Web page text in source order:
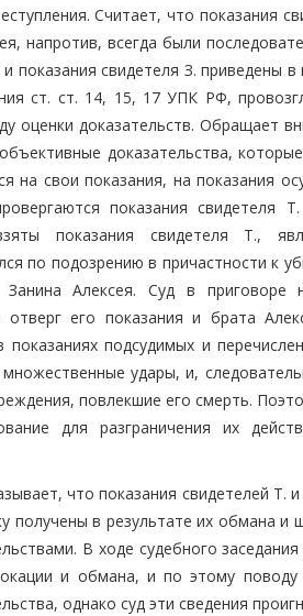
Считает, что показания
напротив, всегда были
показания свидетеля З. приведены в
ст. ст. 14, 15, 17 УПК РФ,
оценки доказательств. Обращает
доказательства,
на свои показания, на показания
показания свидетеля
показания свидетеля Т.,
по подозрению в причастности к
Алексея. Суд в приговоре
его показания и брата
подсудимых и
удары, и,
повлекшие его смерть.
для разграничения их
что показания свидетелей Т.
получены в результате их обмана и
В ходе судебного заседания
и обмана, и по этому поводу
однако суд эти сведения